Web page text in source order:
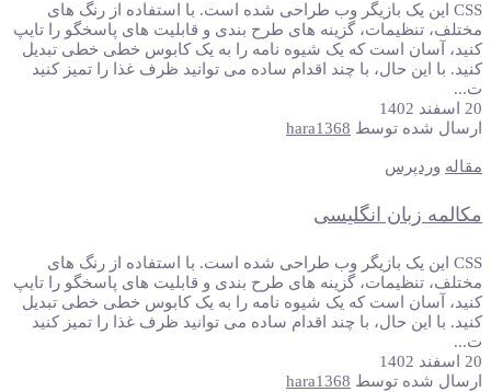
CSS این یک بازیگر وب طراحی شده است. با استفاده از رنگ های
مختلف، تنظیمات، گزینه های طرح بندی و قابلیت های پاسخگو را تایپ
کنید، آسان است که یک شیوه نامه را به یک کابوس خطی خطی تبدیل
کنید. با این حال، با چند اقدام ساده می توانید ظرف غذا را تمیز کنید
ت...
20 اسفند 1402
ارسال شده توسط hara1368
مقاله وردپرس
مکالمه زبان انگلیسی
CSS این یک بازیگر وب طراحی شده است. با استفاده از رنگ های
مختلف، تنظیمات، گزینه های طرح بندی و قابلیت های پاسخگو را تایپ
کنید، آسان است که یک شیوه نامه را به یک کابوس خطی خطی تبدیل
کنید. با این حال، با چند اقدام ساده می توانید ظرف غذا را تمیز کنید
ت...
20 اسفند 1402
ارسال شده توسط hara1368